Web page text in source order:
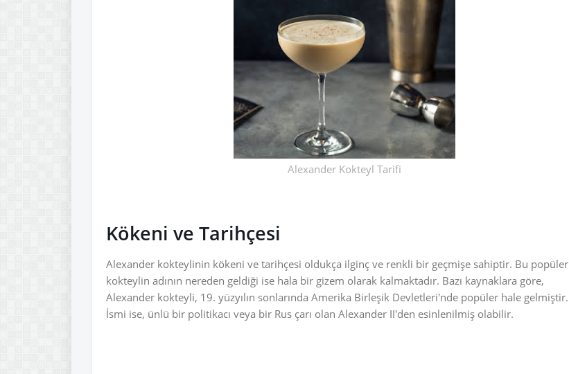
Alexander Kokteyl Tarifi
Kökeni ve Tarihçesi
Alexander kokteylinin kökeni ve tarihçesi oldukça ilginç ve renkli bir geçmişe sahiptir. Bu popüler
kokteylin adının nereden geldiği ise hala bir gizem olarak kalmaktadır. Bazı kaynaklara göre,
Alexander kokteyli, 19. yüzyılın sonlarında Amerika Birleşik Devletleri'nde popüler hale gelmiştir.
İsmi ise, ünlü bir politikacı veya bir Rus çarı olan Alexander II'den esinlenilmiş olabilir.